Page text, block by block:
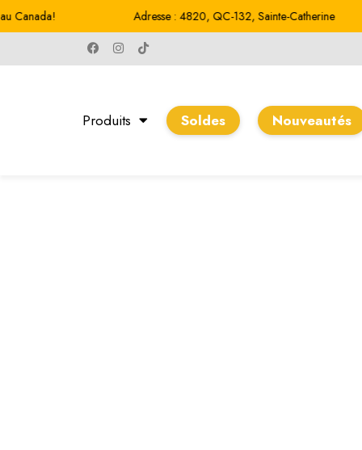
Adresse : 4820, QC-132, Sainte-Catherine
Produits Soldes Nouveautés